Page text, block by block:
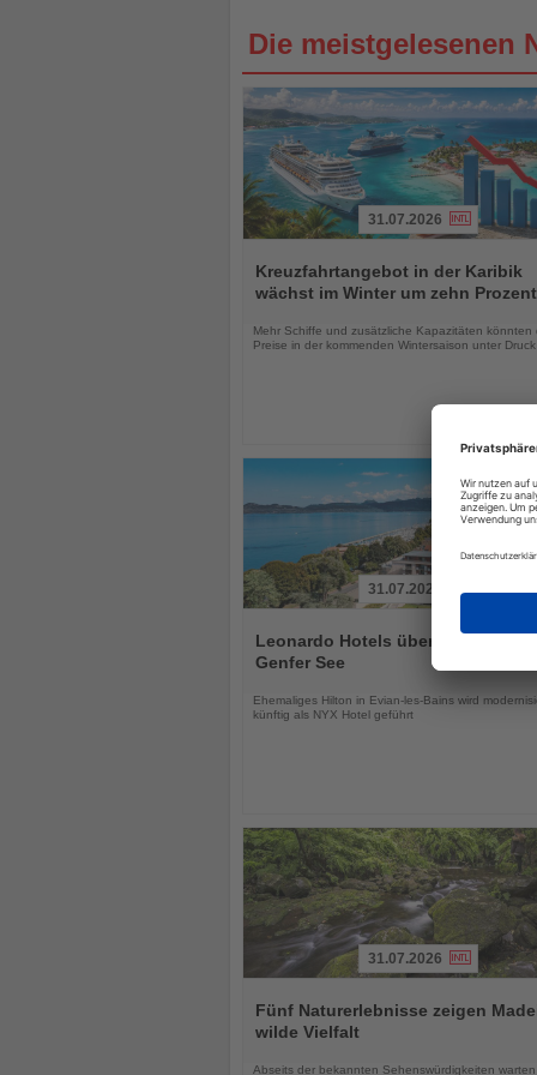
Die meistgelesenen
Sie
die
31.07.2026
Kreuzfahrtangebot in der Karibik
wächst im Winter um zehn Prozent
Mehr Schiffe und zusätzliche Kapazitäten könnten
Preise in der kommenden Wintersaison unter
Sie
die
31.07.2026
Leonardo Hotels übernimmt Hotel
Genfer See
Ehemaliges Hilton in Evian-les-Bains wird
künftig als NYX Hotel geführt
Sie
die
31.07.2026
Fünf Naturerlebnisse zeigen
wilde Vielfalt
Abseits der bekannten Sehenswürdigkeiten warten